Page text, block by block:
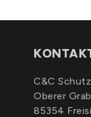
C&C
Oberer
85354